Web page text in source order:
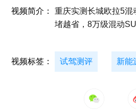
视频简介：
重庆实测长城欧拉5
堵越省，8万级混动
视频标签： 试驾测评 新能